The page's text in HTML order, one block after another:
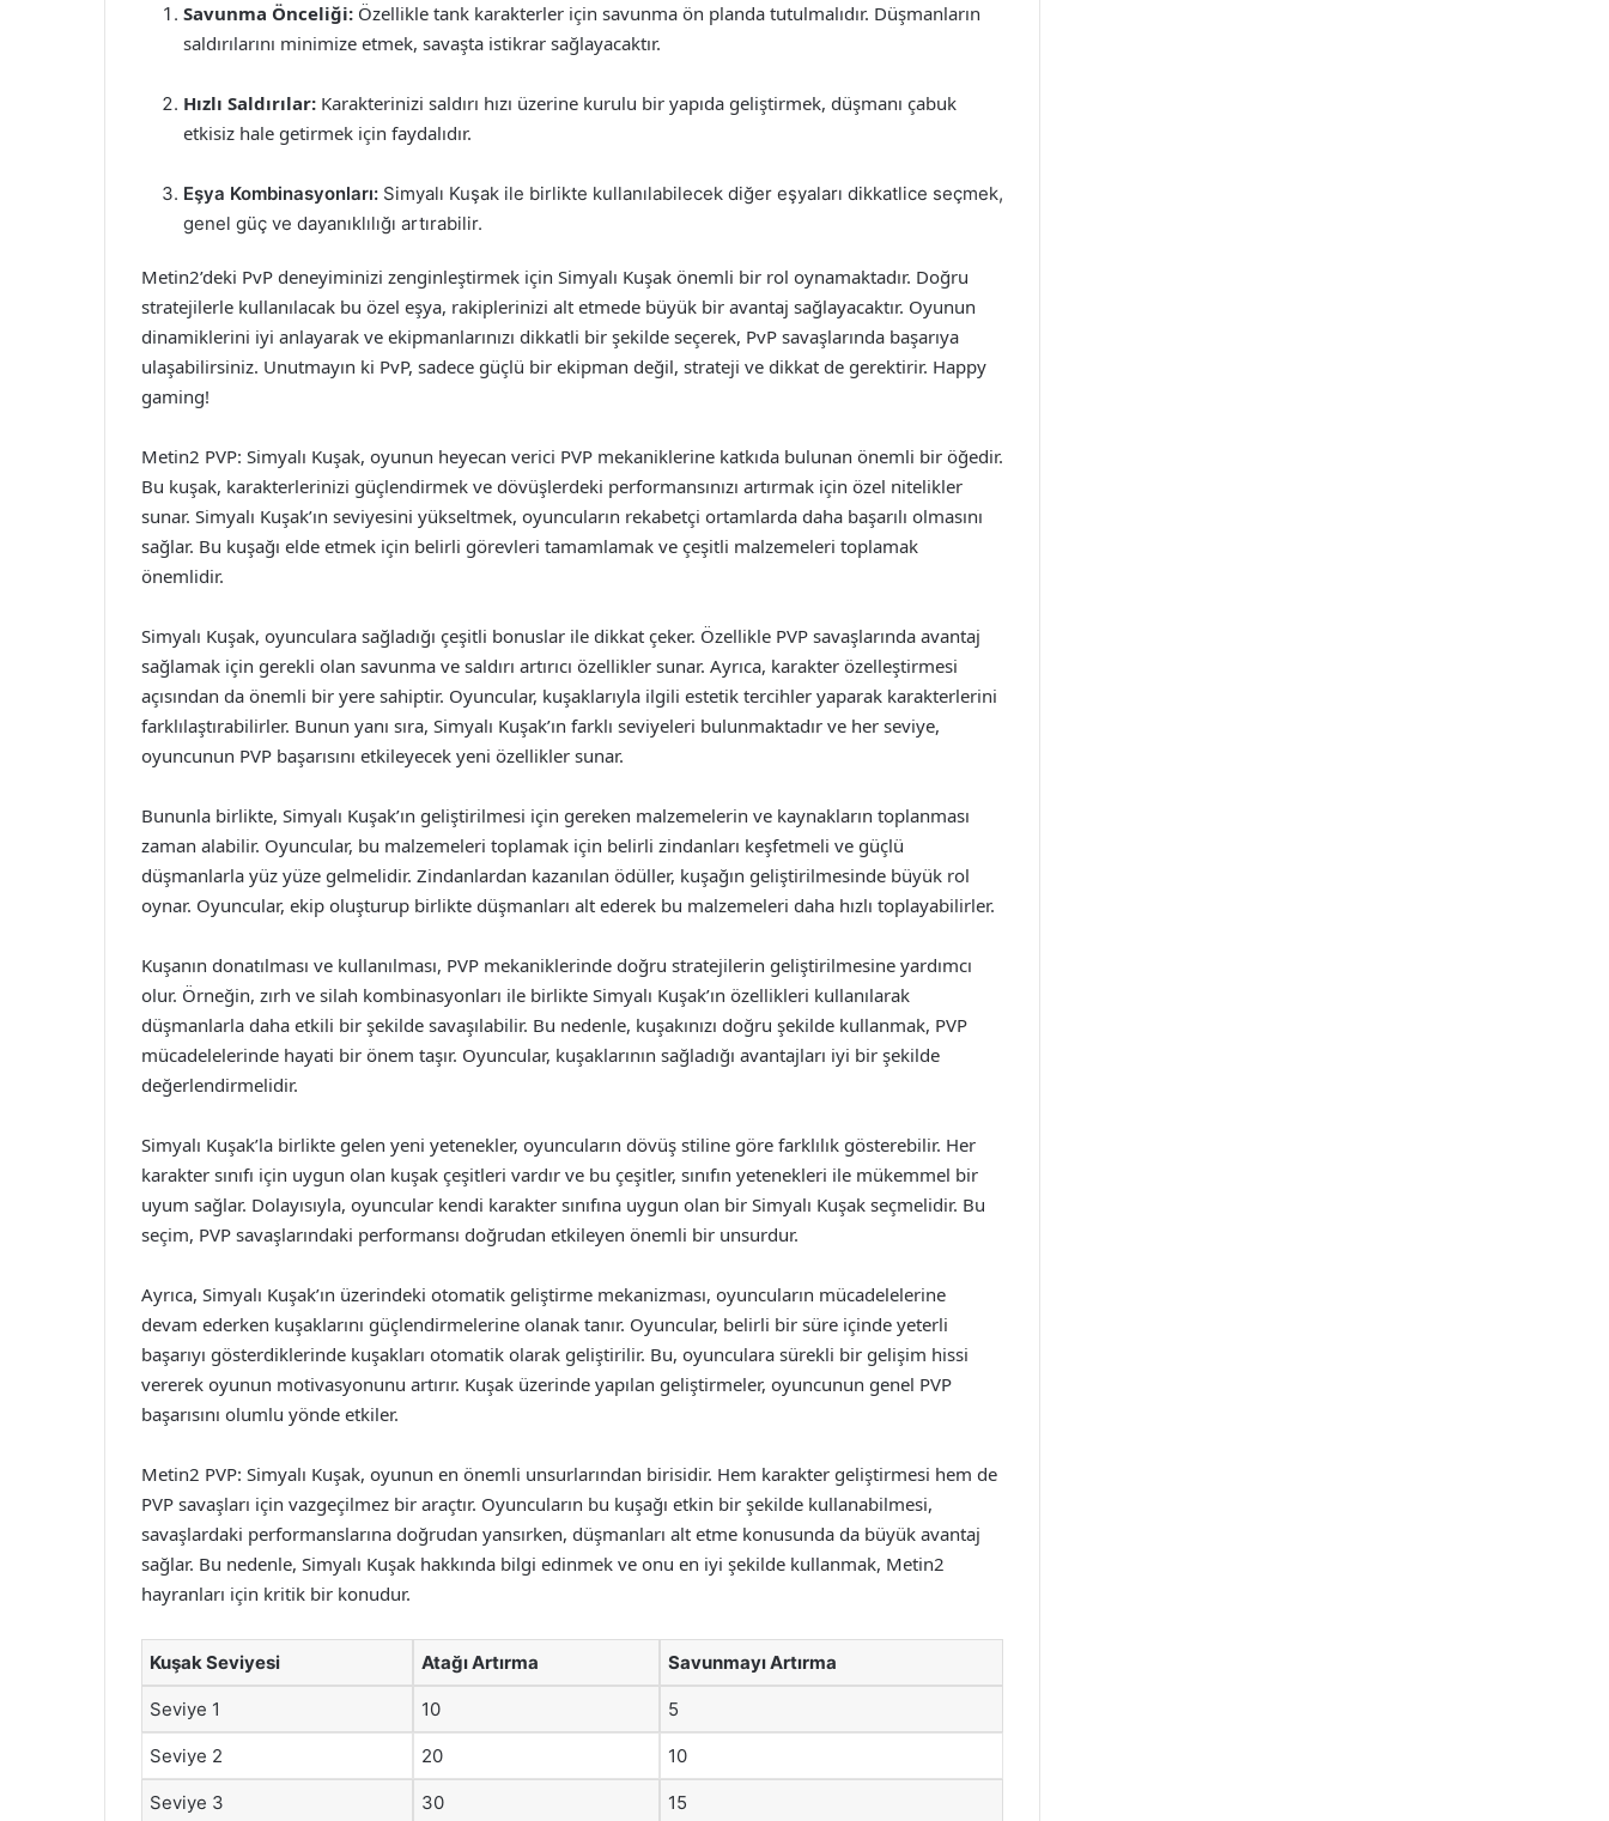
Savunma Önceliği: Özellikle tank karakterler için savunma ön planda tutulmalıdır. Düşmanların
saldırılarını minimize etmek, savaşta istikrar sağlayacaktır.
Hızlı Saldırılar: Karakterinizi saldırı hızı üzerine kurulu bir yapıda geliştirmek, düşmanı çabuk
etkisiz hale getirmek için faydalıdır.
Eşya Kombinasyonları: Simyalı Kuşak ile birlikte kullanılabilecek diğer eşyaları dikkatlice seçmek,
genel güç ve dayanıklılığı artırabilir.
Metin2’deki PvP deneyiminizi zenginleştirmek için Simyalı Kuşak önemli bir rol oynamaktadır. Doğru
stratejilerle kullanılacak bu özel eşya, rakiplerinizi alt etmede büyük bir avantaj sağlayacaktır. Oyunun
dinamiklerini iyi anlayarak ve ekipmanlarınızı dikkatli bir şekilde seçerek, PvP savaşlarında başarıya
ulaşabilirsiniz. Unutmayın ki PvP, sadece güçlü bir ekipman değil, strateji ve dikkat de gerektirir. Happy
gaming!
Metin2 PVP: Simyalı Kuşak, oyunun heyecan verici PVP mekaniklerine katkıda bulunan önemli bir öğedir.
Bu kuşak, karakterlerinizi güçlendirmek ve dövüşlerdeki performansınızı artırmak için özel nitelikler
sunar. Simyalı Kuşak’ın seviyesini yükseltmek, oyuncuların rekabetçi ortamlarda daha başarılı olmasını
sağlar. Bu kuşağı elde etmek için belirli görevleri tamamlamak ve çeşitli malzemeleri toplamak
önemlidir.
Simyalı Kuşak, oyunculara sağladığı çeşitli bonuslar ile dikkat çeker. Özellikle PVP savaşlarında avantaj
sağlamak için gerekli olan savunma ve saldırı artırıcı özellikler sunar. Ayrıca, karakter özelleştirmesi
açısından da önemli bir yere sahiptir. Oyuncular, kuşaklarıyla ilgili estetik tercihler yaparak karakterlerini
farklılaştırabilirler. Bunun yanı sıra, Simyalı Kuşak’ın farklı seviyeleri bulunmaktadır ve her seviye,
oyuncunun PVP başarısını etkileyecek yeni özellikler sunar.
Bununla birlikte, Simyalı Kuşak’ın geliştirilmesi için gereken malzemelerin ve kaynakların toplanması
zaman alabilir. Oyuncular, bu malzemeleri toplamak için belirli zindanları keşfetmeli ve güçlü
düşmanlarla yüz yüze gelmelidir. Zindanlardan kazanılan ödüller, kuşağın geliştirilmesinde büyük rol
oynar. Oyuncular, ekip oluşturup birlikte düşmanları alt ederek bu malzemeleri daha hızlı toplayabilirler.
Kuşanın donatılması ve kullanılması, PVP mekaniklerinde doğru stratejilerin geliştirilmesine yardımcı
olur. Örneğin, zırh ve silah kombinasyonları ile birlikte Simyalı Kuşak’ın özellikleri kullanılarak
düşmanlarla daha etkili bir şekilde savaşılabilir. Bu nedenle, kuşakınızı doğru şekilde kullanmak, PVP
mücadelelerinde hayati bir önem taşır. Oyuncular, kuşaklarının sağladığı avantajları iyi bir şekilde
değerlendirmelidir.
Simyalı Kuşak’la birlikte gelen yeni yetenekler, oyuncuların dövüş stiline göre farklılık gösterebilir. Her
karakter sınıfı için uygun olan kuşak çeşitleri vardır ve bu çeşitler, sınıfın yetenekleri ile mükemmel bir
uyum sağlar. Dolayısıyla, oyuncular kendi karakter sınıfına uygun olan bir Simyalı Kuşak seçmelidir. Bu
seçim, PVP savaşlarındaki performansı doğrudan etkileyen önemli bir unsurdur.
Ayrıca, Simyalı Kuşak’ın üzerindeki otomatik geliştirme mekanizması, oyuncuların mücadelelerine
devam ederken kuşaklarını güçlendirmelerine olanak tanır. Oyuncular, belirli bir süre içinde yeterli
başarıyı gösterdiklerinde kuşakları otomatik olarak geliştirilir. Bu, oyunculara sürekli bir gelişim hissi
vererek oyunun motivasyonunu artırır. Kuşak üzerinde yapılan geliştirmeler, oyuncunun genel PVP
başarısını olumlu yönde etkiler.
Metin2 PVP: Simyalı Kuşak, oyunun en önemli unsurlarından birisidir. Hem karakter geliştirmesi hem de
PVP savaşları için vazgeçilmez bir araçtır. Oyuncuların bu kuşağı etkin bir şekilde kullanabilmesi,
savaşlardaki performanslarına doğrudan yansırken, düşmanları alt etme konusunda da büyük avantaj
sağlar. Bu nedenle, Simyalı Kuşak hakkında bilgi edinmek ve onu en iyi şekilde kullanmak, Metin2
hayranları için kritik bir konudur.
Kuşak Seviyesi Atağı Artırma Savunmayı Artırma
Seviye 1 10 5
Seviye 2 20 10
Seviye 3 30 15